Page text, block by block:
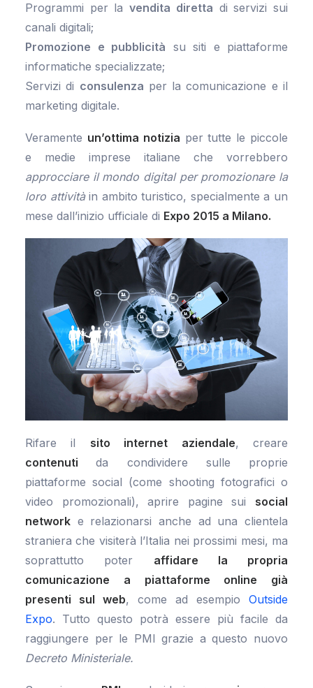
Programmi per lavendita diretta di servizi sui
canali digitali;
Promozione e pubblicità su siti e piattaforme
informatiche specializzate;
Servizi di consulenza per la comunicazione e il
marketing digitale.
Veramente un’ottima notizia per tutte le piccole
e medie imprese italiane che vorrebbero
approcciare il mondo digital per promozionare la
loro attivitàin ambito turistico, specialmente a un
mese dall’inizio ufficiale di Expo 2015 a Milano.
Rifare il sito internet aziendale, creare
contenutida condividere sulle proprie
piattaforme social (come shooting fotografici o
video promozionali), aprire pagine sui social
network e relazionarsi anche ad una clientela
straniera che visiterà l’Italia nei prossimi mesi, ma
soprattutto poter affidare la propria
comunicazione a piattaforme online già
presenti sul web, come ad esempio Outside
Expo. Tutto questo potrà essere più facile da
raggiungere per le PMI grazie a questo nuovo
Decreto Ministeriale.